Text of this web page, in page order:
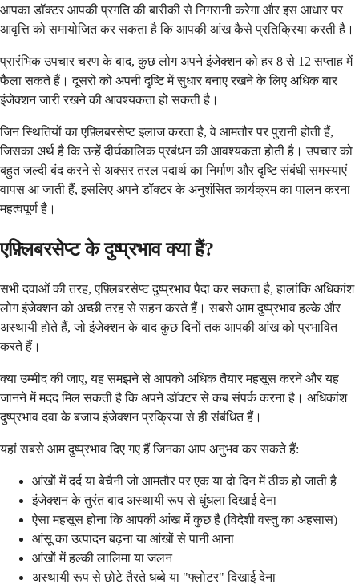
आपका डॉक्टर आपकी प्रगति की बारीकी से निगरानी करेगा और इस आधार पर
आवृत्ति को समायोजित कर सकता है कि आपकी आंख कैसे प्रतिक्रिया करती है।
प्रारंभिक उपचार चरण के बाद, कुछ लोग अपने इंजेक्शन को हर 8 से 12 सप्ताह में
फैला सकते हैं। दूसरों को अपनी दृष्टि में सुधार बनाए रखने के लिए अधिक बार
इंजेक्शन जारी रखने की आवश्यकता हो सकती है।
जिन स्थितियों का एफ़्लिबरसेप्ट इलाज करता है, वे आमतौर पर पुरानी होती हैं,
जिसका अर्थ है कि उन्हें दीर्घकालिक प्रबंधन की आवश्यकता होती है। उपचार को
बहुत जल्दी बंद करने से अक्सर तरल पदार्थ का निर्माण और दृष्टि संबंधी समस्याएं
वापस आ जाती हैं, इसलिए अपने डॉक्टर के अनुशंसित कार्यक्रम का पालन करना
महत्वपूर्ण है।
एफ़्लिबरसेप्ट के दुष्प्रभाव क्या हैं?
सभी दवाओं की तरह, एफ़्लिबरसेप्ट दुष्प्रभाव पैदा कर सकता है, हालांकि अधिकांश
लोग इंजेक्शन को अच्छी तरह से सहन करते हैं। सबसे आम दुष्प्रभाव हल्के और
अस्थायी होते हैं, जो इंजेक्शन के बाद कुछ दिनों तक आपकी आंख को प्रभावित
करते हैं।
क्या उम्मीद की जाए, यह समझने से आपको अधिक तैयार महसूस करने और यह
जानने में मदद मिल सकती है कि अपने डॉक्टर से कब संपर्क करना है। अधिकांश
दुष्प्रभाव दवा के बजाय इंजेक्शन प्रक्रिया से ही संबंधित हैं।
यहां सबसे आम दुष्प्रभाव दिए गए हैं जिनका आप अनुभव कर सकते हैं:
आंखों में दर्द या बेचैनी जो आमतौर पर एक या दो दिन में ठीक हो जाती है
इंजेक्शन के तुरंत बाद अस्थायी रूप से धुंधला दिखाई देना
ऐसा महसूस होना कि आपकी आंख में कुछ है (विदेशी वस्तु का अहसास)
आंसू का उत्पादन बढ़ना या आंखों से पानी आना
आंखों में हल्की लालिमा या जलन
अस्थायी रूप से छोटे तैरते धब्बे या "फ्लोटर" दिखाई देना